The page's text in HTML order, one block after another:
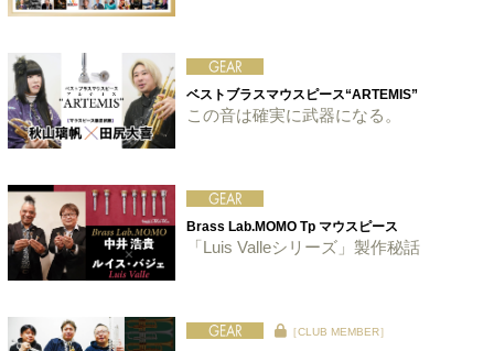
ベストブラスマウスピース“ARTEMIS”
この音は確実に武器になる。
Brass Lab.MOMO Tp マウスピース
「Luis Valleシリーズ」製作秘話
［CLUB MEMBER］